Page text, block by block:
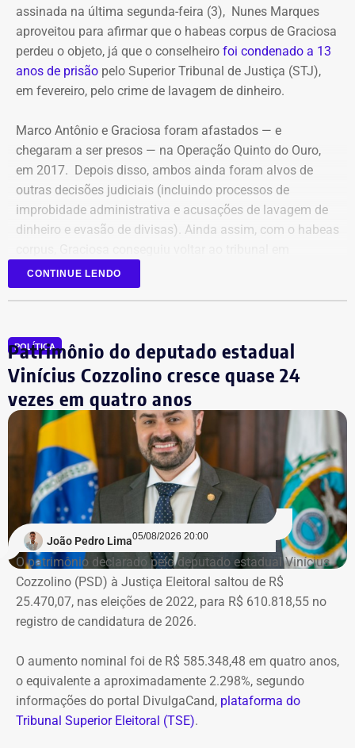
assinada na última segunda-feira (3), Nunes Marques
aproveitou para afirmar que o habeas corpus de Graciosa
perdeu o objeto, já que o conselheiro foi condenado a 13
anos de prisão pelo Superior Tribunal de Justiça (STJ),
em fevereiro, pelo crime de lavagem de dinheiro.
Marco Antônio e Graciosa foram afastados — e
chegaram a ser presos — na Operação Quinto do Ouro,
em 2017. Depois disso, ambos ainda foram alvos de
outras decisões judiciais (incluindo processos de
improbidade administrativa e acusações de lavagem de
dinheiro e evasão de divisas). Ainda assim, com o habeas
setembro de 2025.
Mas, agora, que o ministro do Supremo afirmou que o
habeas corpus não vale mais, pode ser afastado do cargo
a qualquer momento. De novo.
Na prática, a manifestação do
ministro extingue o processo
O próprio Nunes Marques havia concedido o habeas
corpus a Graciosa, citando o “excesso de prazo da
medida cautelar de afastamento do cargo”, uma vez que
ainda não havia, na ocasião, sentença condenatória no
processo em que Graciosa era réu no processo por
lavagem de dinheiro, que se arrastava desde 2021.
Mas a decisão, e a condenação, acabaram saindo cinco
meses depois.
Na prática, a manifestação do ministro extinguiu o
CONTINUE LENDO
POLÍTICA
Patrimônio do deputado estadual
Vinícius Cozzolino cresce quase 24
vezes em quatro anos
João Pedro Lima05/08/2026 20:00
O patrimônio declarado pelo deputado estadual Vinícius
Cozzolino (PSD) à Justiça Eleitoral saltou de R$
25.470,07, nas eleições de 2022, para R$ 610.818,55 no
registro de candidatura de 2026.
O aumento nominal foi de R$ 585.348,48 em quatro anos,
o equivalente a aproximadamente 2.298%, segundo
informações do portal DivulgaCand, plataforma do
Tribunal Superior Eleitoral (TSE).